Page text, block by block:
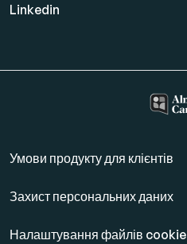
Linkedin
Умови продукту для клієнтів
Захист персональних даних
Налаштування файлів cookie